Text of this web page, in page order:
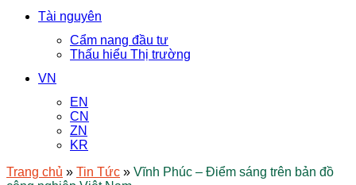
Tài nguyên
Cẩm nang đầu tư
Thấu hiểu Thị trường
VN
EN
CN
ZN
KR
Trang chủ » Tin Tức » Vĩnh Phúc – Điểm sáng trên bản đồ